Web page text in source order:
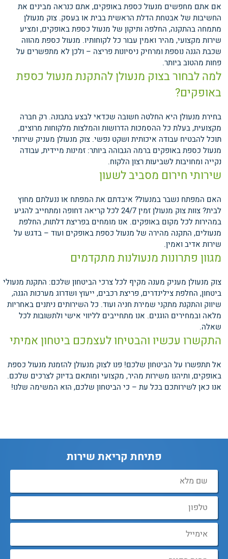
אם אתם מחפשים מנעול כספת באופקים, אתם כנראה מבינים את
החשיבות של אבטחת הדלת הראשית בבית או בעסק. צוק מנעולן
מתמחה בהתקנה, החלפה ותיקון של מנעול כספת באופקים, ומציע
שירות מקצועי, מהיר ואמין עבור כל לקוחותיו. מנעול כספת מהווה
שכבת הגנה נוספת ומרחיק ניסיונות פריצה – ולכן לא מתפשרים על
פחות מהטוב ביותר.
למה לבחור בצוק מנעולן להתקנת מנעול כספת
באופקים?
בחירת מנעולן היא החלטה חשובה שכדאי לבצע בתבונה. רק חברה
מקצועית, בעלת כל ההסמכות הדרושות והמלצות מלקוחות מרוצים,
תוכל להבטיח עבודה איכותית ושקט נפשי. צוק מנעולן מעניק שירותי
מנעול כספת באופקים ברמה הגבוהה ביותר: זמינות מיידית, עבודה
נקייה ומחויבות לשביעות רצון הלקוח.
שירותי חירום מסביב לשעון
האם המפתח נשבר במנעול? איבדתם את המפתח או ננעלתם מחוץ
לבית? צוות צוק מנעולן זמין 24/7 לכל קריאה דחופה ומתחייב להגיע
במהירות לכל מקום באופקים. אנו מומחים בפריצת דלתות, החלפת
מנעולים, התקנה מהירה של מנעול כספת באופקים ועוד – בדגש על
שירות אדיב ואמין.
מגוון פתרונות מנעולנות מתקדמים
צוק מנעולן מעניק מענה מקיף לכל צרכי הביטחון שלכם: התקנת מנעולי
ביטחון, החלפת צילינדרים, פריצת רכבים, ייעוץ ושדרוג מערכות הגנה,
שיווק והתקנת מתקני שמירת חניה ועוד. כל השירותים ניתנים באחריות
מלאה ובמחירים הוגנים. אנו מתחייבים לליווי אישי ולתשובות לכל
שאלה.
התקשרו עכשיו והבטיחו לעצמכם ביטחון אמיתי
אל תתפשרו על הביטחון שלכם! פנו לצוק מנעולן להזמנת מנעול כספת
באופקים, ותיהנו משירות מהיר, מקצועי ומותאם בדיוק לצרכים שלכם.
אנו כאן לשירותכם בכל עת – כי הביטחון שלכם, הוא המשימה שלנו!
פתיחת קריאת שירות